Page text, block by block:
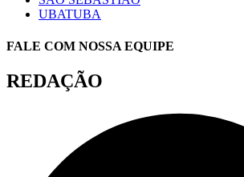
UBATUBA
FALE COM NOSSA EQUIPE
REDAÇÃO